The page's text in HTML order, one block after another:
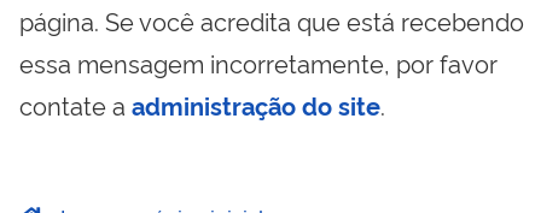
página. Se você acredita que está recebendo
essa mensagem incorretamente, por favor
contate a administração do site.